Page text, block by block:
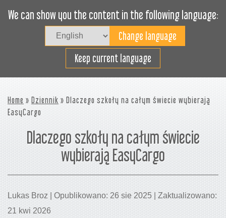
We can show you the content in the following language:
Keep current language
Załaduj sprawnie
Home » Dziennik » Dlaczego szkoły na całym świecie wybierają
EasyCargo
Dlaczego szkoły na całym świecie
wybierają EasyCargo
Lukas Broz | Opublikowano: 26 sie 2025 | Zaktualizowano:
21 kwi 2026